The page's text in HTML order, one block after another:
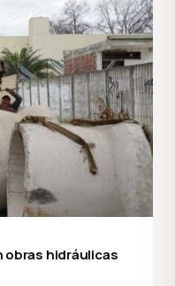
obras hidráulicas